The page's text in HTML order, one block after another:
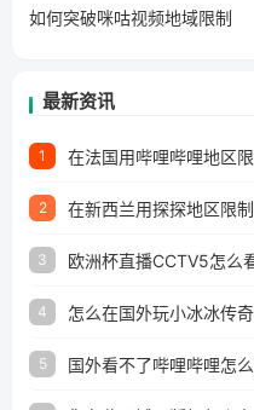
如何突破咪咕视频地域限制
最新资讯
1
2
3
4 怎么在国外玩小冰冰传
5